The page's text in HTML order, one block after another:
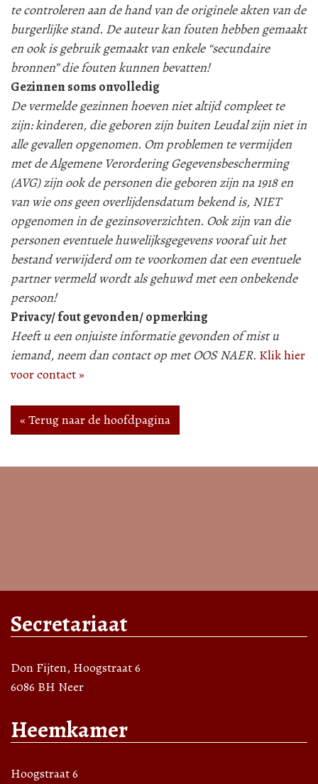
te controleren aan de hand van de originele akten van de
burgerlijke stand. De auteur kan fouten hebben gemaakt
en ook is gebruik gemaakt van enkele “secundaire
bronnen” die fouten kunnen bevatten!
Gezinnen soms onvolledig
De vermelde gezinnen hoeven niet altijd compleet te
zijn: kinderen, die geboren zijn buiten Leudal zijn niet in
alle gevallen opgenomen. Om problemen te vermijden
met de Algemene Verordering Gegevensbescherming
(AVG) zijn ook de personen die geboren zijn na 1918 en
van wie ons geen overlijdensdatum bekend is, NIET
opgenomen in de gezinsoverzichten. Ook zijn van die
personen eventuele huwelijksgegevens vooraf uit het
bestand verwijderd om te voorkomen dat een eventuele
partner vermeld wordt als gehuwd met een onbekende
persoon!
Privacy/ fout gevonden/ opmerking
Heeft u een onjuiste informatie gevonden of mist u
iemand, neem dan contact op met OOS NAER. Klik hier
voor contact »
« Terug naar de hoofdpagina
Secretariaat
Don Fijten, Hoogstraat 6
6086 BH Neer
Heemkamer
Hoogstraat 6